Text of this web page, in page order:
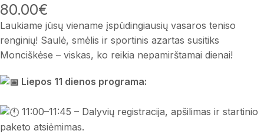
80.00€
Laukiame jūsų viename įspūdingiausių vasaros teniso
renginių! Saulė, smėlis ir sportinis azartas susitiks
Monciškėse – viskas, ko reikia nepamirštamai dienai!
Liepos 11 dienos programa:
11:00–11:45 – Dalyvių registracija, apšilimas ir startinio
paketo atsiėmimas.